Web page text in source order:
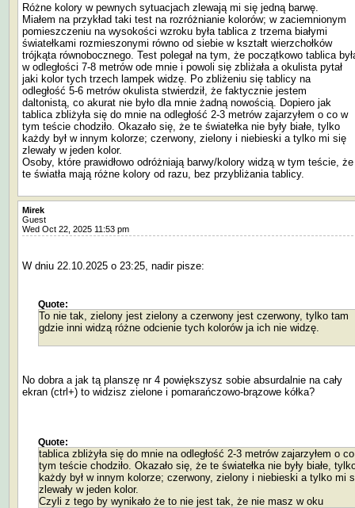
Różne kolory w pewnych sytuacjach zlewają mi się jedną barwę.
Miałem na przykład taki test na rozróżnianie kolorów; w zaciemnionym
pomieszczeniu na wysokości wzroku była tablica z trzema białymi
światełkami rozmieszonymi równo od siebie w kształt wierzchołków
trójkąta równobocznego. Test polegał na tym, że początkowo tablica
w odległości 7-8 metrów ode mnie i powoli się zbliżała a okulista pytał
jaki kolor tych trzech lampek widzę. Po zbliżeniu się tablicy na
odległość 5-6 metrów okulista stwierdził, że faktycznie jestem
daltonistą, co akurat nie było dla mnie żadną nowością. Dopiero jak
tablica zbliżyła się do mnie na odległość 2-3 metrów zajarzyłem o co w
tym teście chodziło. Okazało się, że te światełka nie były białe, tylko
każdy był w innym kolorze; czerwony, zielony i niebieski a tylko mi się
zlewały w jeden kolor.
Osoby, które prawidłowo odróżniają barwy/kolory widzą w tym teście, że
te światła mają różne kolory od razu, bez przybliżania tablicy.
Mirek
Guest
Wed Oct 22, 2025 11:53 pm
W dniu 22.10.2025 o 23:25, nadir pisze:
Quote:
To nie tak, zielony jest zielony a czerwony jest czerwony, tylko tam
gdzie inni widzą różne odcienie tych kolorów ja ich nie widzę.
No dobra a jak tą planszę nr 4 powiększysz sobie absurdalnie na cały
ekran (ctrl+) to widzisz zielone i pomarańczowo-brązowe kółka?
Quote:
tablica zbliżyła się do mnie na odległość 2-3 metrów zajarzyłem o
tym teście chodziło. Okazało się, że te światełka nie były białe,
każdy był w innym kolorze; czerwony, zielony i niebieski a tylko mi
zlewały w jeden kolor.
Czyli z tego by wynikało że to nie jest tak, że nie masz w oku